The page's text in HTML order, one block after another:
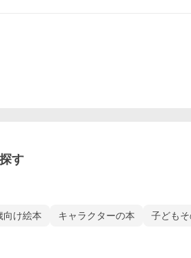
す
向け絵本 キャラクターの本 子ども